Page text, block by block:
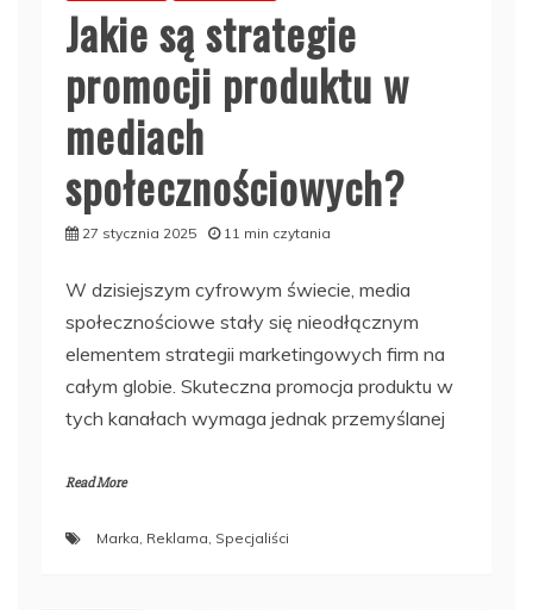
Jakie są strategie
promocji produktu w
mediach
społecznościowych?
27 stycznia 2025 11 min czytania
W dzisiejszym cyfrowym świecie, media
społecznościowe stały się nieodłącznym
elementem strategii marketingowych firm na
całym globie. Skuteczna promocja produktu w
tych kanałach wymaga jednak przemyślanej
Read More
Marka, Reklama, Specjaliści